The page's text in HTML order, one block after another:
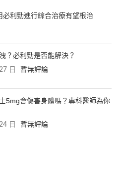
利勁進行綜合治療有望根治
？必利勁是否能解決？
日 暫無評論
5mg會傷害身體嗎？專科醫師為你
日 暫無評論